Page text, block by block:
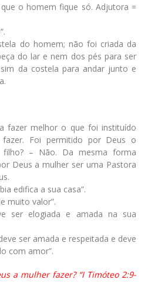
o homem fique só. Adjutora =
do homem; não foi criada da
do lar e nem dos pés para ser
da costela para andar junto e
fazer melhor o que foi instituído
Foi permitido por Deus o
– Não. Da mesma forma
Deus a mulher ser uma Pastora
edifica a sua casa”.
muito valor”.
ser elogiada e amada na sua
ser amada e respeitada e deve
com amor”.
a mulher fazer? “I Timóteo 2:9-